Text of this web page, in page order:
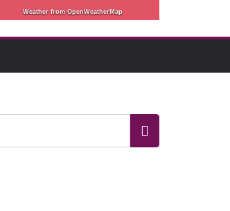
Weather from OpenWeatherMap